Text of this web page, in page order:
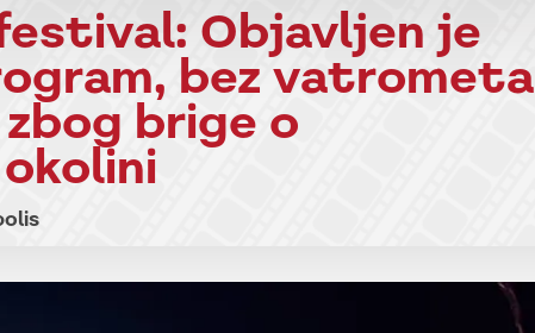
Objavljen je
bez vatrometa
brige o